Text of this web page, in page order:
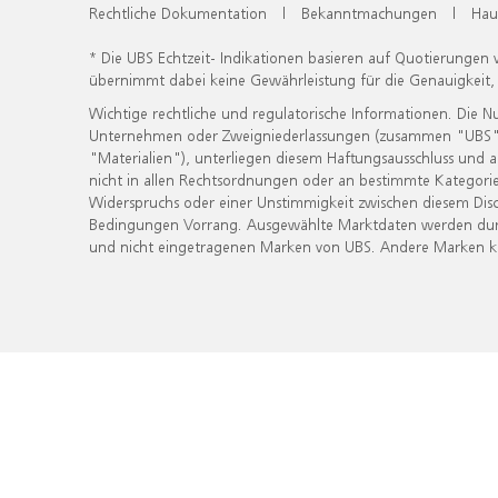
Rechtliche Dokumentation | Bekanntmachungen |
* Die UBS Echtzeit- Indikationen basieren auf
übernimmt dabei keine Gewährleistung für die
Wichtige rechtliche und regulatorische Informationen. Die
Unternehmen oder Zweigniederlassungen (zusammen
"Materialien"), unterliegen diesem Haftungsausschluss
nicht in allen Rechtsordnungen oder an bestimmte
Widerspruchs oder einer Unstimmigkeit zwischen diesem
Bedingungen Vorrang. Ausgewählte Marktdaten werden
und nicht eingetragenen Marken von UBS. Andere Marken